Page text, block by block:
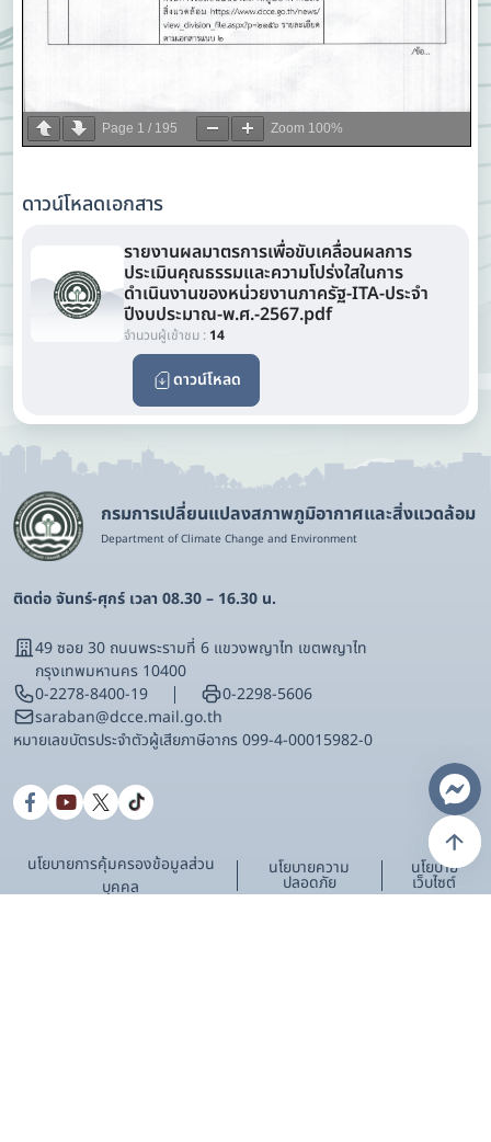
Page 1 / 195 Zoom 100%
ดาวน์โหลดเอกสาร
รายงานผลมาตรการเพื่อขับเคลื่อนผลการ
ประเมินคุณธรรมและความโปร่งใสในการ
ดำเนินงานของหน่วยงานภาครัฐ-ITA-ประจำ
ปีงบประมาณ-พ.ศ.-2567.pdf
จำนวนผู้เข้าชม : 14
ดาวน์โหลด
กรมการเปลี่ยนแปลงสภาพภูมิอากาศและสิ่งแวดล้อม
Department of Climate Change and Environment
ติดต่อ จันทร์-ศุกร์ เวลา 08.30 – 16.30 น.
49 ซอย 30 ถนนพระรามที่ 6 แขวงพญาไท เขตพญาไท
กรุงเทพมหานคร 10400
0-2278-8400-19
0-2298-5606
saraban@dcce.mail.go.th
หมายเลขบัตรประจําตัวผู้เสียภาษีอากร 099-4-00015982-0
นโยบายการคุ้มครองข้อมูลส่วน
บุคคล
นโยบายความ
ปลอดภัย
นโยบาย
เว็บไซต์